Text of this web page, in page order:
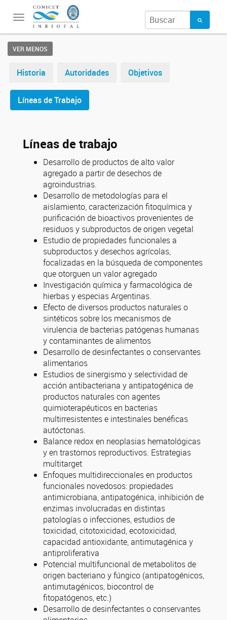
Toggle
navigation
VER MENOS
Historia Autoridades Objetivos
Líneas de Trabajo
Líneas de trabajo
Desarrollo de productos de alto valor
agregado a partir de desechos de
agroindustrias.
Desarrollo de metodologías para el
aislamiento, caracterización fitoquímica y
purificación de bioactivos provenientes de
residuos y subproductos de origen vegetal
Estudio de propiedades funcionales a
subproductos y desechos agrícolas,
focalizadas en la búsqueda de componentes
que otorguen un valor agregado
Investigación química y farmacológica de
hierbas y especias Argentinas.
Efecto de diversos productos naturales o
sintéticos sobre los mecanismos de
virulencia de bacterias patógenas humanas
y contaminantes de alimentos
Desarrollo de desinfectantes o conservantes
alimentarios
Estudios de sinergismo y selectividad de
acción antibacteriana y antipatogénica de
productos naturales con agentes
quimioterapéuticos en bacterias
multirresistentes e intestinales benéficas
autóctonas.
Balance redox en neoplasias hematológicas
y en trastornos reproductivos. Estrategias
multitarget
Enfoques multidireccionales en productos
funcionales novedosos: propiedades
antimicrobiana, antipatogénica, inhibición de
enzimas involucradas en distintas
patologías o infecciones, estudios de
toxicidad, citotoxicidad, ecotoxicidad,
capacidad antioxidante, antimutagénica y
antiproliferativa
Potencial multifuncional de metabolitos de
origen bacteriano y fúngico (antipatogénicos,
antimutagénicos, biocontrol de
fitopatógenos, etc.)
Desarrollo de desinfectantes o conservantes